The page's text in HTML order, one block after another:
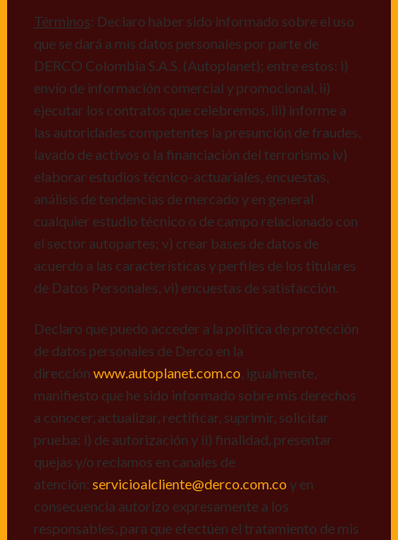
mismos, vi) crear bases de datos de acuerdo a las
características y perfiles de los titulares de Datos
Personales, v) encuestas de satisfacción, vi) reportes
recall.
Declaro que puedo acceder a la política de protección
de datos personales de Derco en la
direcciónwww.autoplanet.com.co, igualmente,
manifiesto que he sido informado sobre mis derechos
a conocer, actualizar, rectificar, suprimir, solicitar
prueba: i) de autorización y ii) finalidad, presentar
quejas y/o reclamos en canales de
atención: servicioalcliente@derco.com.coy en
responsables, para que efectúen el tratamiento de mis
datos conforme lo expuesto.
Términos: Declaro haber sido informado sobre el uso
que se dará a mis datos personales por parte de
DERCO Colombia S.A.S. (Autoplanet); entre estos: i)
envío de información comercial y promocional, ii)
ejecutar los contratos que celebremos, iii) informe a
las autoridades competentes la presunción de fraudes,
lavado de activos o la financiación del terrorismo iv)
elaborar estudios técnico-actuariales, encuestas,
análisis de tendencias de mercado y en general
cualquier estudio técnico o de campo relacionado con
el sector autopartes; v) crear bases de datos de
acuerdo a las características y perfiles de los titulares
de Datos Personales, vi) encuestas de satisfacción.
Declaro que puedo acceder a la política de protección
de datos personales de Derco en la
dirección www.autoplanet.com.co , igualmente,
manifiesto que he sido informado sobre mis derechos
a conocer, actualizar, rectificar, suprimir, solicitar
prueba: i) de autorización y ii) finalidad, presentar
quejas y/o reclamos en canales de
atención: servicioalcliente@derco.com.co y en
consecuencia autorizo expresamente a los
responsables, para que efectúen el tratamiento de mis